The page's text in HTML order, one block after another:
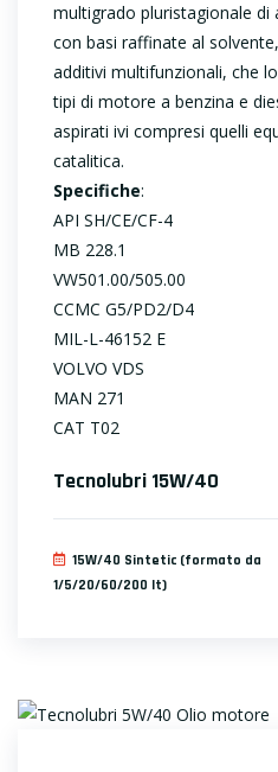
multigrado pluristagionale
con basi raffinate al
additivi multifunzionali, che
tipi di motore a benzina e
aspirati ivi compresi quelli
catalitica.
Specifiche:
API SH/CE/CF-4
MB 228.1
VW501.00/505.00
CCMC G5/PD2/D4
MIL-L-46152 E
VOLVO VDS
MAN 271
CAT T02
Tecnolubri 15W/40
15W/40 Sintetic (formato da
1/5/20/60/200 lt)